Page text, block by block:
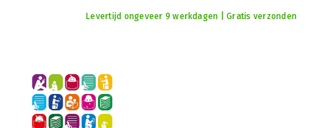
Levertijd ongeveer 9 werkdagen | Gratis verzonden